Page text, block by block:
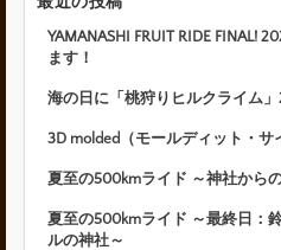
YAMANASHI FRUIT RIDE FINAL!
ます！
海の日に「桃狩りヒルクライム」
3D molded（モールディット・サ
夏至の500kmライド ～神社から
夏至の500kmライド ～最終日：
ルの神社～